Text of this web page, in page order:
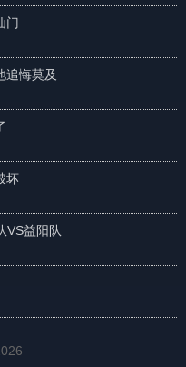
门
追悔莫及
坏
VS益阳队